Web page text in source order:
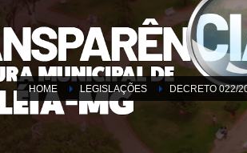
HOME LEGISLAÇÕES DECRETO 022/